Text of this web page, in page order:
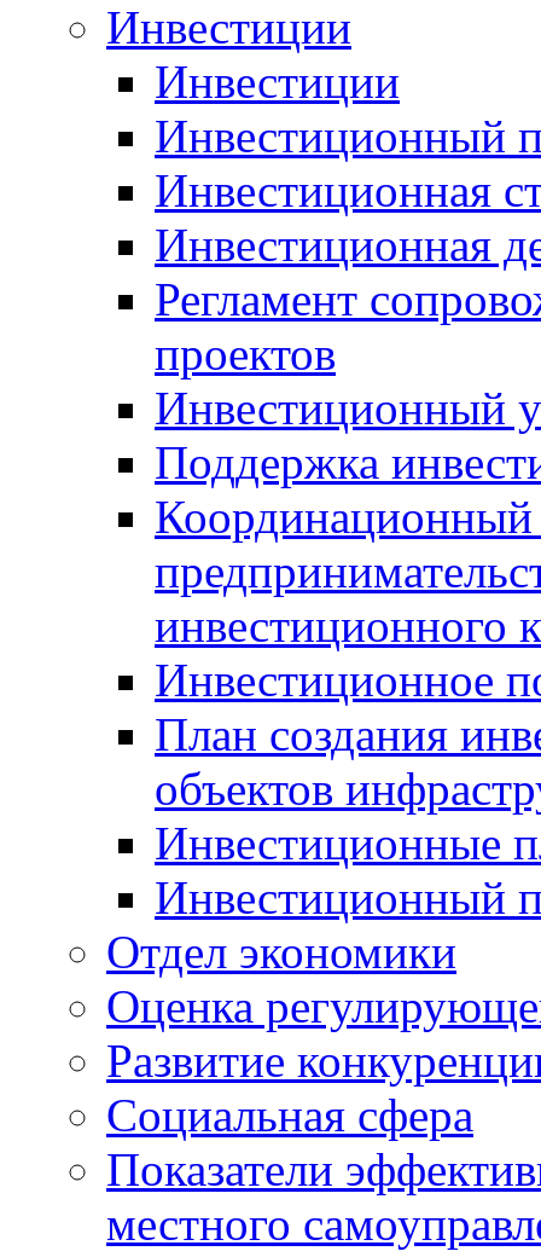
Инвестиции
Инвестиции
Инвестиционный
Инвестиционная
Инвестиционная
Регламент
проектов
Инвестиционный
Поддержка
Координационный
инвестиционного
Инвестиционное
План создания
объектов
Инвестиционные
Инвестиционный
Отдел экономики
Оценка
Развитие
Социальная сфера
Показатели
местного